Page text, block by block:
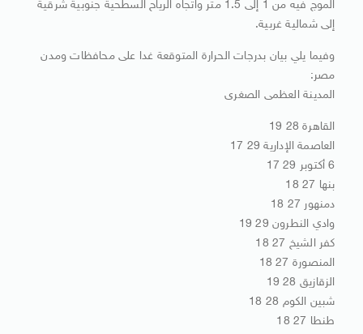
الموج فيه من 1 إلى 1.5 متر واتجاه الرياح السطحية جنوبية شرقية
إلى شمالية غربية.
وفيما يلي بيان بدرجات الحرارة المتوقعة غدا على محافظات ومدن
مصر:
المدينة العظمى الصغرى
القاهرة 28 19
العاصمة الإدارية 29 17
6 أكتوبر 29 17
بنها 27 18
دمنهور 27 18
وادي النطرون 29 19
كفر الشيخ 27 18
المنصورة 27 18
الزقازيق 28 19
شبين الكوم 28 18
طنطا 27 18